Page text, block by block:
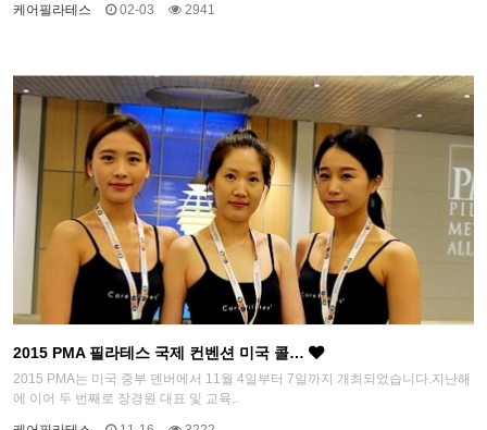
케어필라테스 02-03 2941
2015 PMA 필라테스 국제 컨벤션 미국 콜…
2015 PMA는 미국 중부 덴버에서 11월 4일부터 7일까지 개최되었습니다.지난해
에 이어 두 번째로 장경원 대표 및 교육..